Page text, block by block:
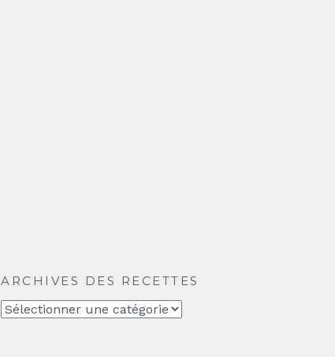
ARCHIVES DES RECETTES
Archives